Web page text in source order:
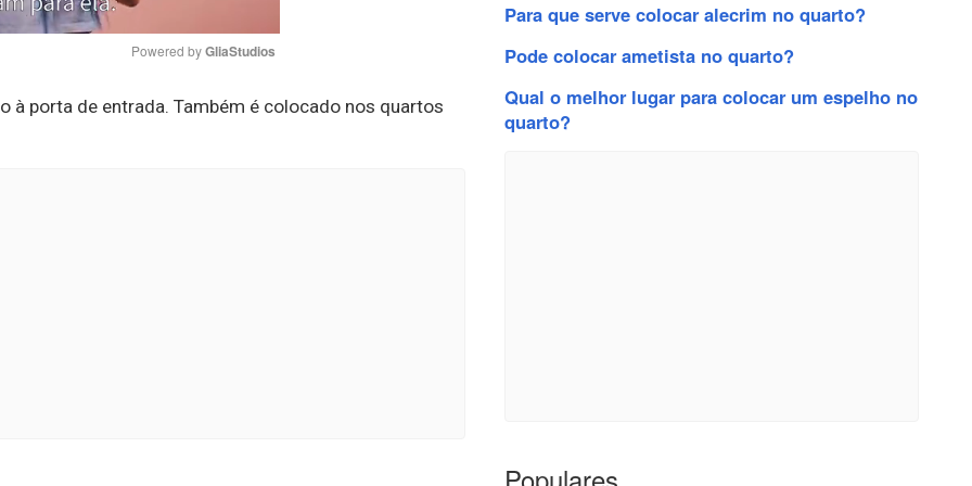
Mute
Powered by GliaStudios
à porta de entrada. Também é colocado nos quartos
Para que serve colocar alecrim no quarto?
Pode colocar ametista no quarto?
Qual o melhor lugar para colocar um espelho no
quarto?